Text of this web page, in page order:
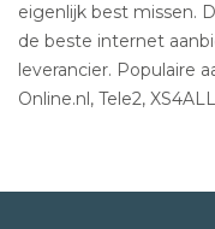
eigenlijk best missen.
de beste internet
leverancier. Populaire
Online.nl, Tele2,